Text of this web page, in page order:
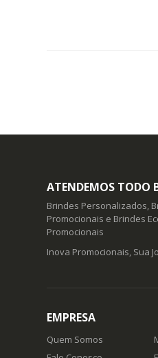
ATENDEMOS TODO
Brindes Personalizados,
Promocionais e Brindes
Promocionais
Inova Promocionais, Sua
EMPRESA
Quem Somos